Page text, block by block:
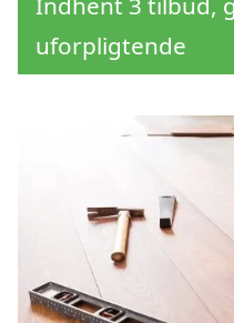
uforpligtende